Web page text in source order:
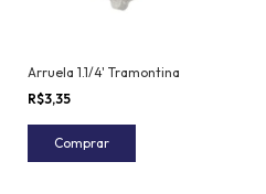
Arruela 1.1/4' Tramontina
R$3,35
Comprar